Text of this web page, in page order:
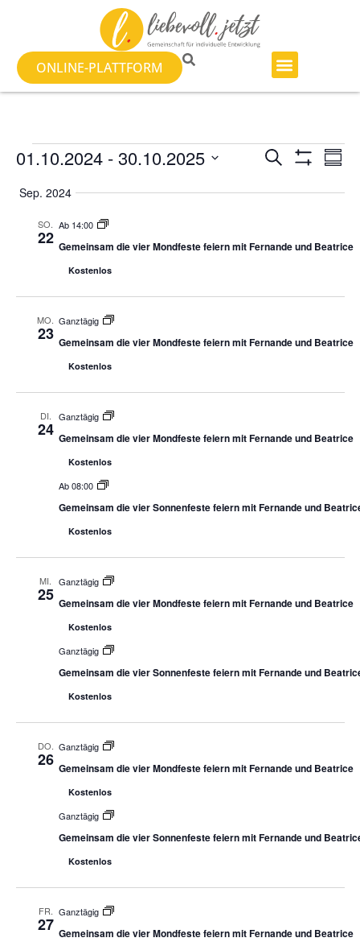
ONLINE-PLATTFORM
Suche
SUCHE
01.10.2024 - 30.10.2025
auswählen.
Sep. 2024
SO.
22
Ab 14:00
Gemeinsam die vier Mondfeste feiern mit Fernande und Beatrice
Kostenlos
MO.
23
Ganztägig
Gemeinsam die vier Mondfeste feiern mit Fernande und Beatrice
Kostenlos
DI.
24
Ganztägig
Gemeinsam die vier Mondfeste feiern mit Fernande und Beatrice
Kostenlos
Ab 08:00
Gemeinsam die vier Sonnenfeste feiern mit Fernande und
Kostenlos
MI.
25
Ganztägig
Gemeinsam die vier Mondfeste feiern mit Fernande und Beatrice
Kostenlos
Ganztägig
Gemeinsam die vier Sonnenfeste feiern mit Fernande und
Kostenlos
DO.
26
Ganztägig
Gemeinsam die vier Mondfeste feiern mit Fernande und Beatrice
Kostenlos
Ganztägig
Gemeinsam die vier Sonnenfeste feiern mit Fernande und
Kostenlos
FR.
27
Ganztägig
Gemeinsam die vier Mondfeste feiern mit Fernande und Beatrice